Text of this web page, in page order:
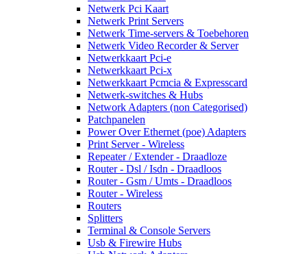
Netwerk Pci Kaart
Netwerk Print Servers
Netwerk Time-servers & Toebehoren
Netwerk Video Recorder & Server
Netwerkkaart Pci-e
Netwerkkaart Pci-x
Netwerkkaart Pcmcia & Expresscard
Netwerk-switches & Hubs
Network Adapters (non Categorised)
Patchpanelen
Power Over Ethernet (poe) Adapters
Print Server - Wireless
Repeater / Extender - Draadloze
Router - Dsl / Isdn - Draadloos
Router - Gsm / Umts - Draadloos
Router - Wireless
Routers
Splitters
Terminal & Console Servers
Usb & Firewire Hubs